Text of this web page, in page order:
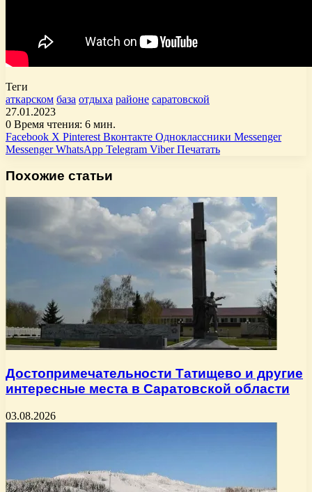
Теги
аткарском база отдыха районе саратовской
27.01.2023
0 Время чтения: 6 мин.
Facebook X Pinterest Вконтакте Одноклассники Messenger
Messenger WhatsApp Telegram Viber Печатать
Похожие статьи
Достопримечательности Татищево и другие
интересные места в Саратовской области
03.08.2026